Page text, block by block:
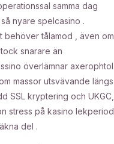
samma dag
nyare spelcasino .
behöver tålamod , även om
snarare än
överlämnar axerophtol
massor utsvävande längs
SSL kryptering och UKGC,
stress på kasino lekperiod
del .